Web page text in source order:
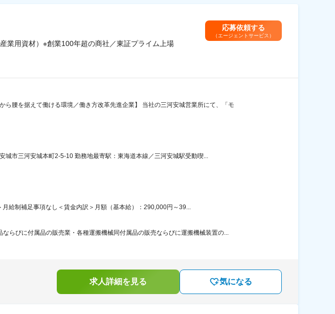
業用資材）※創業100年超の商社／東証プライム上場
応募依頼する
（エージェントサービス）
ら腰を据えて働ける環境／働き方改革先進企業】 当社の三河安城営業所にて、「モ
城市三河安城本町2-5-10 勤務地最寄駅：東海道本線／三河安城駅受動喫...
給制補足事項なし＜賃金内訳＞月額（基本給）：290,000円～39...
らびに付属品の販売業・各種運搬機械同付属品の販売ならびに運搬機械装置の...
求人詳細を見る 気になる